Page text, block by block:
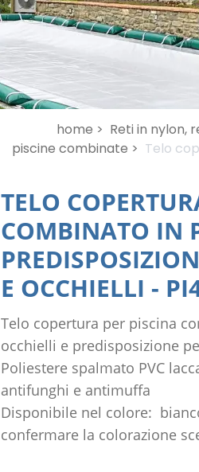
home > Reti in nylon,
piscine combinate > Telo
TELO
COMBINATO IN
E OCCHIELLI -
Telo copertura per piscina
occhielli e predisposizione
Poliestere spalmato PVC
antifunghi e antimuffa
Disponibile nel colore:
confermare la colorazione